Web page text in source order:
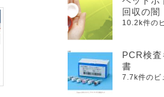
回収の闇
10.2k件の
PCR検査
書
7.7k件のビ